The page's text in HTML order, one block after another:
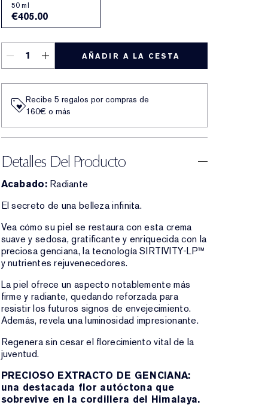
50 ml
€405.00
AÑADIR A LA CESTA
Recibe 5 regalos por compras de
160€ o más
Detalles Del Producto
Acabado: Radiante
El secreto de una belleza infinita.
Vea cómo su piel se restaura con esta crema
suave y sedosa, gratificante y enriquecida con la
preciosa genciana, la tecnología SIRTIVITY-LP™
y nutrientes rejuvenecedores.
La piel ofrece un aspecto notablemente más
firme y radiante, quedando reforzada para
resistir los futuros signos de envejecimiento.
Además, revela una luminosidad impresionante.
Regenera sin cesar el florecimiento vital de la
juventud.
PRECIOSO EXTRACTO DE GENCIANA:
una destacada flor autóctona que
sobrevive en la cordillera del Himalaya.